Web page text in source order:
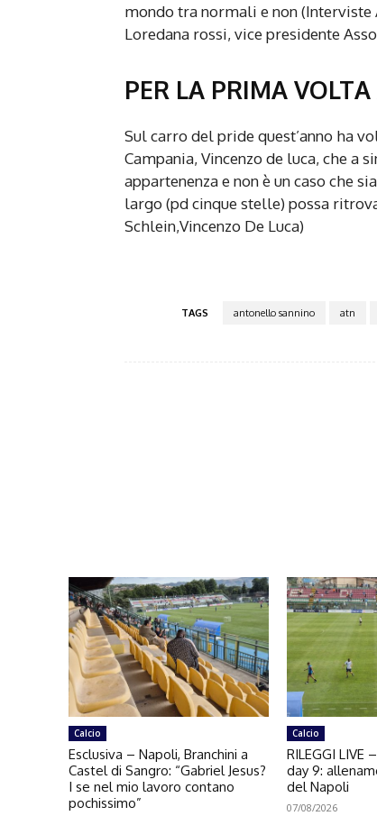
mondo tra normali e non
Loredana rossi, vice presidente
PER LA PRIMA
Sul carro del pride quest’anno ha
Campania, Vincenzo de luca, che
appartenenza e non è un caso che
largo (pd cinque stelle) possa
Schlein,Vincenzo De Luca)
TAGS antonello sannino atn
Calcio
Esclusiva – Napoli, Branchini a
Castel di Sangro: “Gabriel Jesus?
I se nel mio lavoro contano
pochissimo”
Calcio
RILEGGI LIVE
day 9:
del Napoli
07/08/2026